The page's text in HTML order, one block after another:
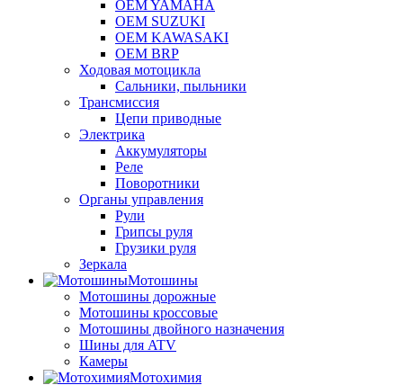
OEM YAMAHA
OEM SUZUKI
OEM KAWASAKI
OEM BRP
Ходовая мотоцикла
Сальники, пыльники
Трансмиссия
Цепи приводные
Электрика
Аккумуляторы
Реле
Поворотники
Органы управления
Рули
Грипсы руля
Грузики руля
Зеркала
Мотошины
Мотошины дорожные
Мотошины кроссовые
Мотошины двойного назначения
Шины для ATV
Камеры
Мотохимия